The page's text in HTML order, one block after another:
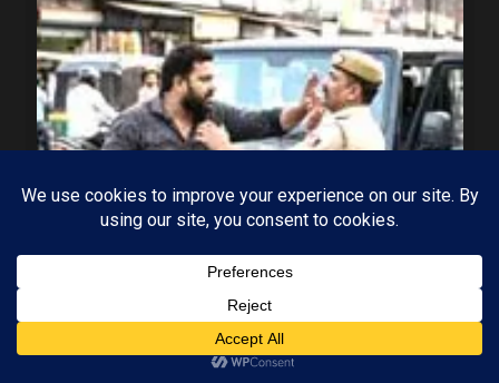
पुलिसकर्मी को फिर कुटा, इस बार ASI के भाई ने प्रधान
आरक्षक की कर दी पिटाई